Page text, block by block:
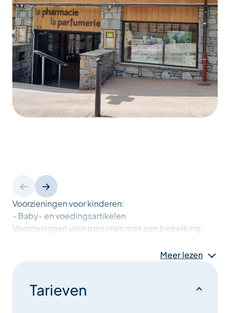
Voorzieningen voor kinderen:
- Baby- en voedingsartikelen
Voorzieningen voor personen met een beperking:
Meer lezen
Tarieven